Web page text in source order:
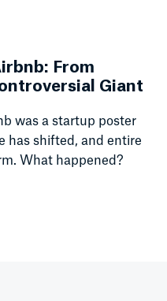
From
Giant
was a startup poster
has shifted, and entire
What happened?